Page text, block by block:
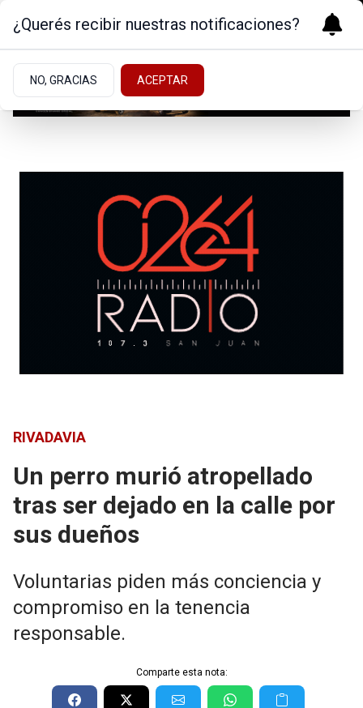
RIVADAVIA
Un perro murió atropellado
tras ser dejado en la calle por
sus dueños
Voluntarias piden más conciencia y
compromiso en la tenencia
responsable.
Comparte esta nota:
¿Querés recibir nuestras notificaciones?
NO, GRACIAS ACEPTAR